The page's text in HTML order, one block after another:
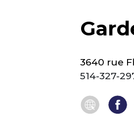
3640 rue
514-327-